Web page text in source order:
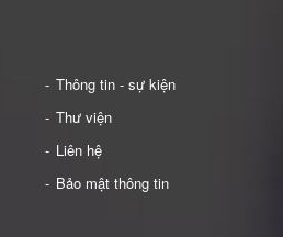
Thông tin - sự kiện
Thư viện
Liên hệ
Bảo mật thông tin